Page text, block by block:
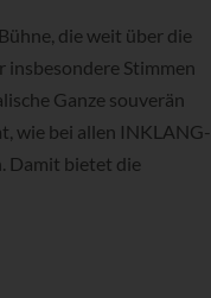
die weit über die
insbesondere Stimmen
Ganze souverän
wie bei allen INKLANG-
Damit bietet die